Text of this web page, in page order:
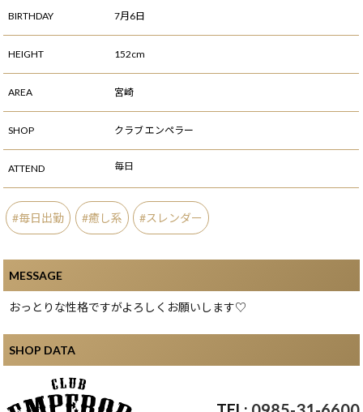
BIRTHDAY 7月6日
HEIGHT 152cm
AREA 宮崎
SHOP クラブ エンペラー
ATTEND 毎日
毎日出勤 癒し系 スレンダー
MESSAGE
おっとりな性格ですがよろしくお願いします♡
SHOP DATA